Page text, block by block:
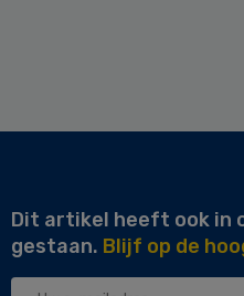
Dit artikel heeft ook in
gestaan. Blijf op de
Uw